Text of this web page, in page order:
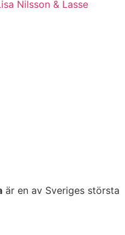
Nilsson & Lasse
är en av Sveriges största